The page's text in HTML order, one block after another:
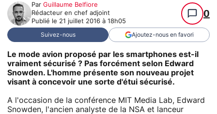
Par Guillaume Belfiore
Rédacteur en chef adjoint
Publié le 21 juillet 2016 à 18h05
0
Suivez-nous Ajoutez-nous en favori
Le mode avion proposé par les smartphones est-il
vraiment sécurisé ? Pas forcément selon Edward
Snowden. L'homme présente son nouveau projet
visant à concevoir une sorte d'étui sécurisé.
A l'occasion de la conférence MIT Media Lab, Edward
Snowden, l'ancien analyste de la NSA et lanceur